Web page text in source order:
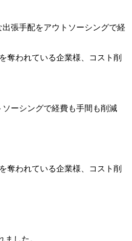
張手配をアウトソーシングで経
奪われている企業様、コスト削
ソーシングで経費も手間も削減
奪われている企業様、コスト削
した。